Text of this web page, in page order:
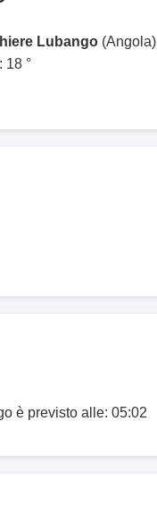
Lubango
18 °
è previsto alle: 05:02